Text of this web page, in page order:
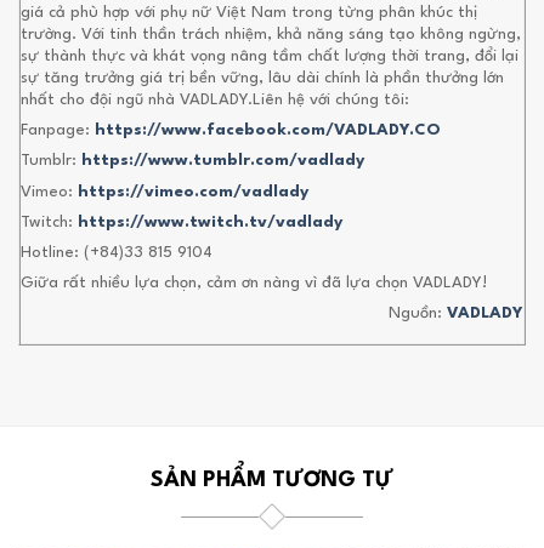
giá cả phù hợp với phụ nữ Việt Nam trong từng phân khúc thị
trường. Với tinh thần trách nhiệm, khả năng sáng tạo không ngừng,
sự thành thực và khát vọng nâng tầm chất lượng thời trang, đổi lại
sự tăng trưởng giá trị bền vững, lâu dài chính là phần thưởng lớn
nhất cho đội ngũ nhà VADLADY.Liên hệ với chúng tôi:
Fanpage:
https://www.facebook.com/VADLADY.CO
Tumblr:
https://www.tumblr.com/vadlady
Vimeo:
https://vimeo.com/vadlady
Twitch:
https://www.twitch.tv/vadlady
Hotline: (+84)33 815 9104
Giữa rất nhiều lựa chọn, cảm ơn nàng vì đã lựa chọn VADLADY!
Nguồn: VADLADY
SẢN PHẨM TƯƠNG TỰ